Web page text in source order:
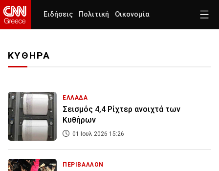
Ειδήσεις Πολιτική Οικονομία
ΚΥΘΗΡΑ
ΕΛΛΑΔΑ
Σεισμός 4,4 Ρίχτερ ανοιχτά των
Κυθήρων
01 Ιουλ 2026 15:26
ΠΕΡΙΒΑΛΛΟΝ